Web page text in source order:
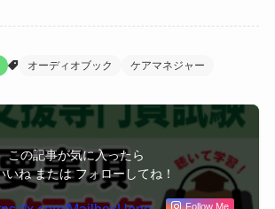
オーディオブック ケアマネジャー
この記事が気に入ったら
いね または フォローしてね！
Follow Me